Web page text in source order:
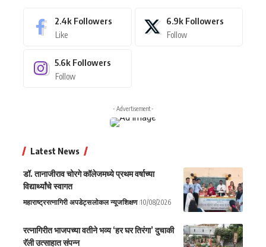
2.4k Followers
Like
6.9k Followers
Follow
5.6k Followers
Follow
- Advertisement -
Latest News
डॉ. तानाजीराव चोरगे कॉलेजमध्ये प्रथम वर्षाच्या
विद्यार्थ्यांचे स्वागत
महाराष्ट्ररत्नागिरी अपडेट्सलोकल न्यूजशिक्षण 10/08/2026
रत्नागिरीत भाजपच्या वतीने भव्य ‘हर घर तिरंगा’ दुचाकी
रॅली उत्साहात संपन्न